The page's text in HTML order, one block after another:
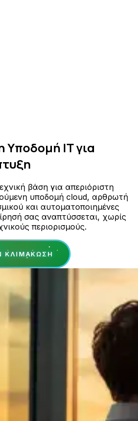
Υποδομή IT για
βάση για απεριόριστη
υποδομή cloud, αρθρωτή
και αυτοματοποιημένες
σας αναπτύσσεται, χωρίς
περιορισμούς.
ΚΛΙΜΆΚΩΣΗ